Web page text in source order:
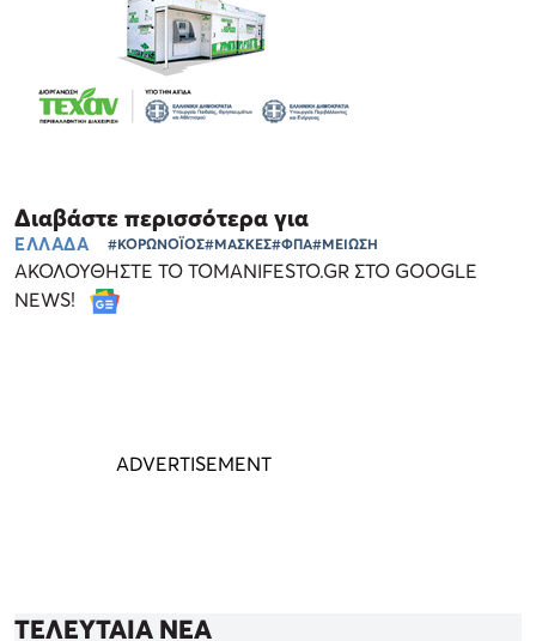
Διαβάστε περισσότερα για
ΕΛΛΑΔΑ #ΚΟΡΩΝΟΪΟΣ#ΜΑΣΚΕΣ#ΦΠΑ#ΜΕΙΩΣΗ
ΑΚΟΛΟΥΘΗΣΤΕ ΤΟ TOMANIFESTO.GR ΣΤΟ GOOGLE
NEWS!
ΤΕΛΕΥΤΑΙΑ ΝΕΑ